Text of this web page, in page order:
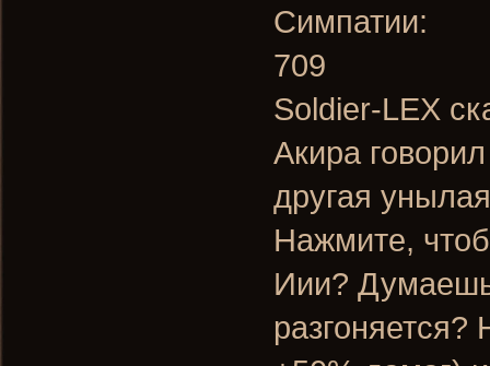
Симпатии:
709
Soldier-LEX
Акира
другая
Нажмите,
Иии?